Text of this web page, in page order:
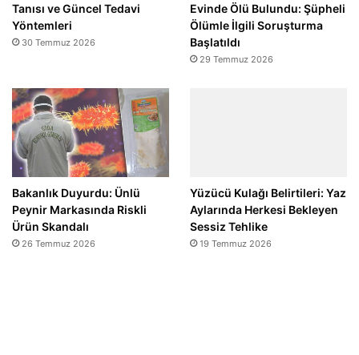
Tanısı ve Güncel Tedavi
Yöntemleri
30 Temmuz 2026
Evinde Ölü Bulundu: Şüpheli
Ölümle İlgili Soruşturma
Başlatıldı
29 Temmuz 2026
Bakanlık Duyurdu: Ünlü
Peynir Markasında Riskli
Ürün Skandalı
26 Temmuz 2026
Yüzücü Kulağı Belirtileri: Yaz
Aylarında Herkesi Bekleyen
Sessiz Tehlike
19 Temmuz 2026